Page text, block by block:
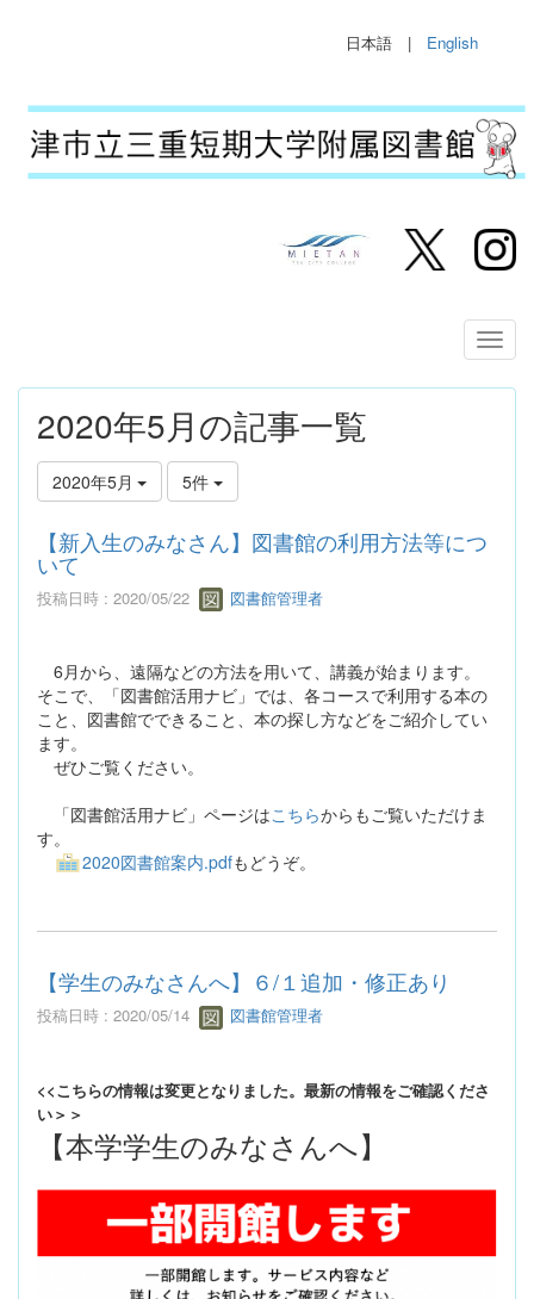
日本語 | English
2020年5月の記事一覧
2020年5月 5件
【新入生のみなさん】図書館の利用方法等につ
いて
投稿日時 : 2020/05/22 図書館管理者
6月から、遠隔などの方法を用いて、講義が始まります。
そこで、「図書館活用ナビ」では、各コースで利用する本の
こと、図書館でできること、本の探し方などをご紹介してい
ます。
ぜひご覧ください。
「図書館活用ナビ」ページはこちらからもご覧いただけま
す。
2020図書館案内.pdfもどうぞ。
【学生のみなさんへ】６/１追加・修正あり
投稿日時 : 2020/05/14 図書館管理者
<<こちらの情報は変更となりました。最新の情報をご確認くださ
い＞＞
【本学学生のみなさんへ】